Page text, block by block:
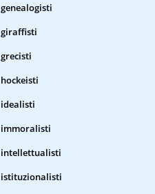
genealogisti
giraffisti
grecisti
hockeisti
idealisti
immoralisti
intellettualisti
istituzionalisti